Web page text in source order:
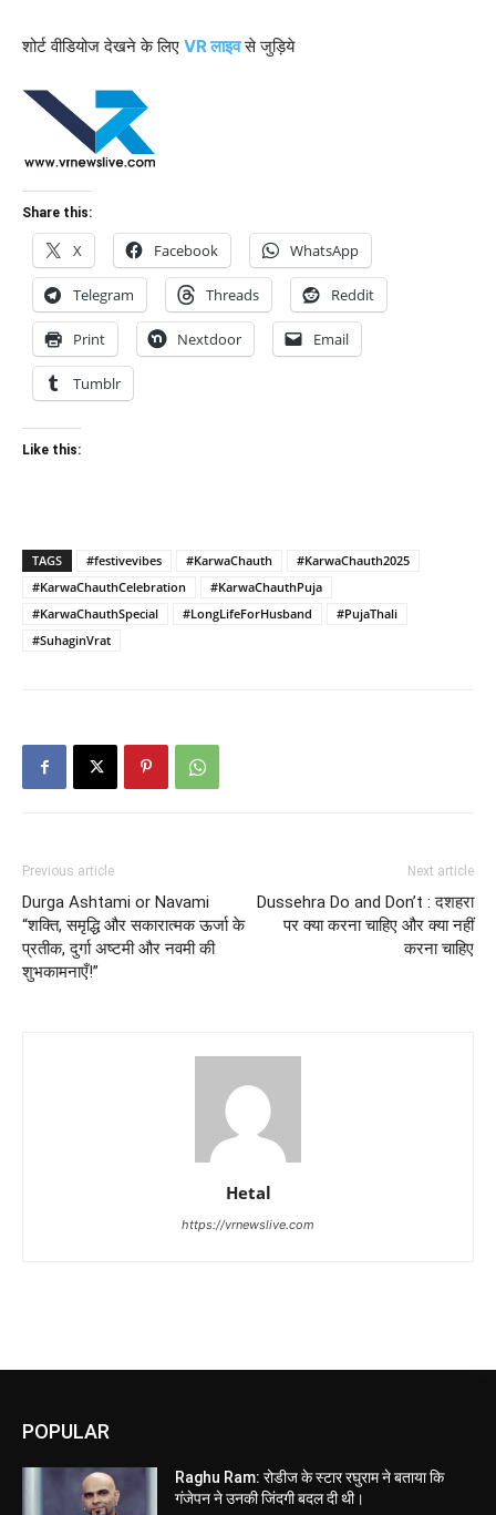
शोर्ट वीडियोज देखने के लिए VR लाइवसे जुड़िये
Share this:
X Facebook WhatsApp
Telegram Threads Reddit
Print Nextdoor Email
Tumblr
Like this:
TAGS #festivevibes #KarwaChauth
#KarwaChauth2025
#KarwaChauthCelebration
#KarwaChauthPuja
#KarwaChauthSpecial
#LongLifeForHusband
#PujaThali
#SuhaginVrat
Previous article
Durga Ashtami or Navami
“शक्ति, समृद्धि और सकारात्मक ऊर्जा के
प्रतीक, दुर्गा अष्टमी और नवमी की
शुभकामनाएँ!”
Next article
Dussehra Do and Don’t : दशहरा
पर क्या करना चाहिए और क्या नहीं
करना चाहिए
Hetal
https://vrnewslive.com
POPULAR
Raghu Ram: रोडीज के स्टार रघुराम ने बताया कि
गंजेपन ने उनकी जिंदगी बदल दी थी।